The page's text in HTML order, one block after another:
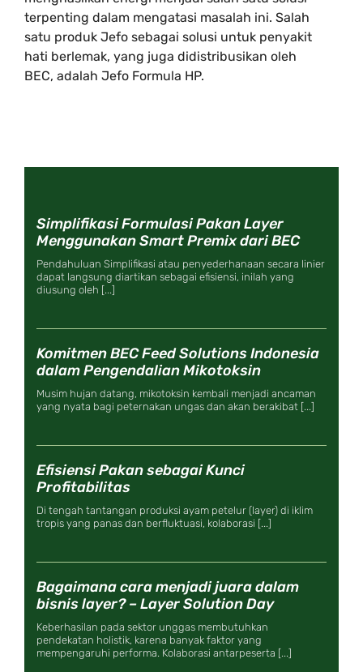
terpenting dalam mengatasi masalah ini. Salah
satu produk Jefo sebagai solusi untuk penyakit
hati berlemak, yang juga didistribusikan oleh
BEC, adalah Jefo Formula HP.
Simplifikasi Formulasi Pakan Layer
Menggunakan Smart Premix dari BEC
Pendahuluan Simplifikasi atau penyederhanaan secara linier
dapat langsung diartikan sebagai efisiensi, inilah yang
diusung oleh [...]
Komitmen BEC Feed Solutions Indonesia
dalam Pengendalian Mikotoksin
Musim hujan datang, mikotoksin kembali menjadi ancaman
yang nyata bagi peternakan ungas dan akan berakibat [...]
Efisiensi Pakan sebagai Kunci
Profitabilitas
Di tengah tantangan produksi ayam petelur (layer) di iklim
tropis yang panas dan berfluktuasi, kolaborasi [...]
Bagaimana cara menjadi juara dalam
bisnis layer? – Layer Solution Day
Keberhasilan pada sektor unggas membutuhkan
pendekatan holistik, karena banyak faktor yang
mempengaruhi performa. Kolaborasi antarpeserta [...]